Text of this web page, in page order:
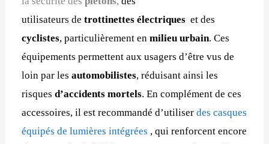
utilisateurs de trottinettes électriques et des
cyclistes, particulièrement enmilieu urbain. Ces
équipements permettent aux usagers d’être vus de
loin par lesautomobilistes, réduisant ainsi les
risquesd’accidents mortels. En complément de ces
accessoires, il est recommandé d’utiliserdes casques
équipés de lumières intégrées , qui renforcent encore